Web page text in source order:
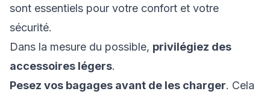
sont essentiels pour votre confort et votre
sécurité.
Dans la mesure du possible, privilégiez des
accessoires légers.
Pesez vos bagages avant de les charger. Cela